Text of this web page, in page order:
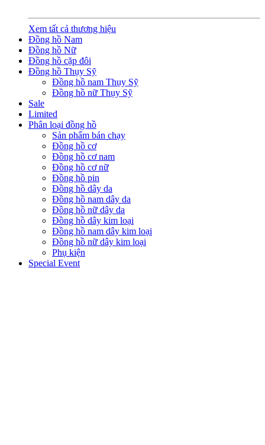
Xem tất cả thương hiệu
Đồng hồ Nam
Đồng hồ Nữ
Đồng hồ cặp đôi
Đồng hồ Thụy Sỹ
Đồng hồ nam Thụy Sỹ
Đồng hồ nữ Thụy Sỹ
Sale
Limited
Phân loại đồng hồ
Sản phẩm bán chạy
Đồng hồ cơ
Đồng hồ cơ nam
Đồng hồ cơ nữ
Đồng hồ pin
Đồng hồ dây da
Đồng hồ nam dây da
Đồng hồ nữ dây da
Đồng hồ dây kim loại
Đồng hồ nam dây kim loại
Đồng hồ nữ dây kim loại
Phụ kiện
Special Event